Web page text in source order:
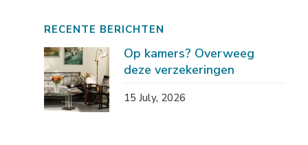
RECENTE BERICHTEN
Op kamers? Overweeg
deze verzekeringen
15 July, 2026